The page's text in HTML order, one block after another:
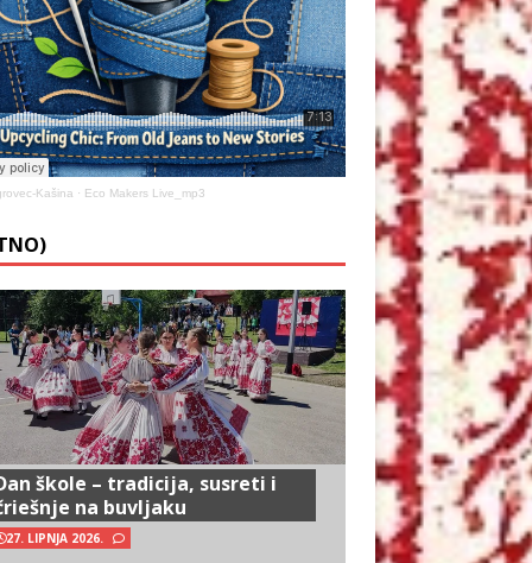
Kašina · Eco Makers Live_mp3
škole – tradicija, susreti i
na buvljaku
27. LIPNJA 2026.